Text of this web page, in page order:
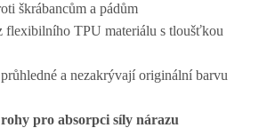
škrábancům a pádům
flexibilního TPU materiálu s tloušťkou
a nezakrývají originální barvu
pro absorpci síly nárazu